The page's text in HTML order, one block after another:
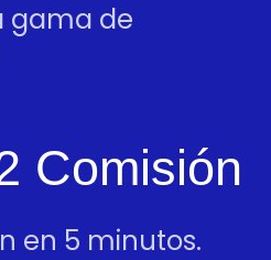
gama de
Comisión
en 5 minutos.